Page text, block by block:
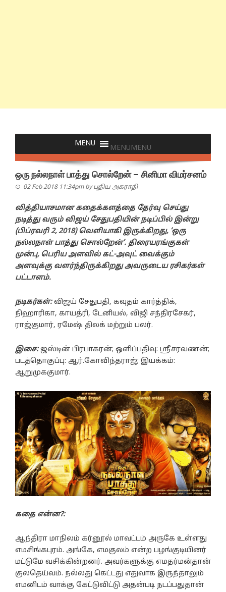
MENUMENU
ஒரு நல்லநாள் பாத்து சொல்றேன் – சினிமா விமர்சனம்
02 Feb 2018 11:34pm byபுதிய அகராதி
வித்தியாசமான கதைக்களத்தை தேர்வு செய்து
நடித்து வரும் விஜய் சேதுபதியின் நடிப்பில் இன்று
(பிப்ரவரி 2, 2018) வெளியாகி இருக்கிறது, ‘ஒரு
நல்லநாள் பாத்து சொல்றேன்’. திரையரங்குகள்
முன்பு, பெரிய அளவில் கட்-அவுட் வைக்கும்
அளவுக்கு வளர்ந்திருக்கிறது அவருடைய ரசிகர்கள்
பட்டாளம்.
நடிகர்கள்:விஜய் சேதுபதி, கவுதம் கார்த்திக்,
நிஹாரிகா, காயத்ரி, டேனியல், விஜி சந்திரசேகர்,
ராஜ்குமார், ரமேஷ் திலக் மற்றும் பலர்.
இசை: ஜஸ்டின் பிரபாகரன்; ஒளிப்பதிவு: ஸ்ரீசரவணன்;
படத்தொகுப்பு: ஆர்.கோவிந்தராஜ்; இயக்கம்:
ஆறுமுககுமார்.
கதை என்ன?:
ஆந்திரா மாநிலம் கர்னூல் மாவட்டம் அருகே உள்ளது
எமசிங்கபுரம். அங்கே, எமகுலம் என்ற பழங்குடியினர்
மட்டுமே வசிக்கின்றனர். அவர்களுக்கு எமதர்மன்தான்
குலதெய்வம். நல்லது கெட்டது எதுவாக இருந்தாலும்
எமனிடம் வாக்கு கேட்டுவிட்டு அதன்படி நடப்பதுதான்